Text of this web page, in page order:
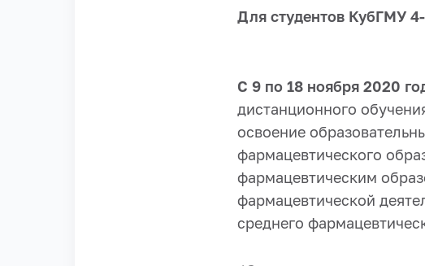
Для студентов КубГМУ
С 9 по 18 ноября 2020
дистанционного
освоение
фармацевтического
фармацевтическим
фармацевтической
среднего